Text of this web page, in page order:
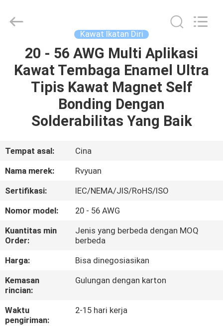
RUMAH
PRODUK
VIDEO
TENTANG
KITA
WISATA
PABRIK
KONTROL
KUALITAS
HUBUNGI
KAMI
Material
Co,.Ltd.
Kawat Ikatan Diri
20 - 56 AWG Multi Aplikasi
Kawat Tembaga Enamel Ultra
Tipis Kawat Magnet Self
Bonding Dengan
Solderabilitas Yang Baik
Tempat asal:
Cina
Nama merek:
Rvyuan
Sertifikasi:
IEC/NEMA/JIS/RoHS/ISO
Nomor model:
20 - 56 AWG
Kuantitas min
Order:
Jenis yang berbeda dengan MOQ
berbeda
Harga:
Bisa dinegosiasikan
Kemasan
rincian:
Gulungan dengan karton
Waktu
pengiriman:
2-15 hari kerja